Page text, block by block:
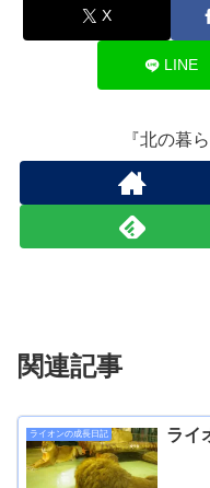
X
LINE
『北の暮
関連記事
ライオンの成長日記 ライ